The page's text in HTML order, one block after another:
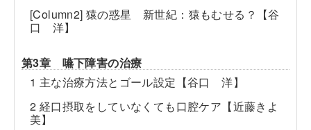
[Column2] 猿の惑星 新世紀：猿もむせる？【谷
口 洋】
第3章 嚥下障害の治療
1 主な治療方法とゴール設定【谷口 洋】
2 経口摂取をしていなくても口腔ケア【近藤きよ
美】